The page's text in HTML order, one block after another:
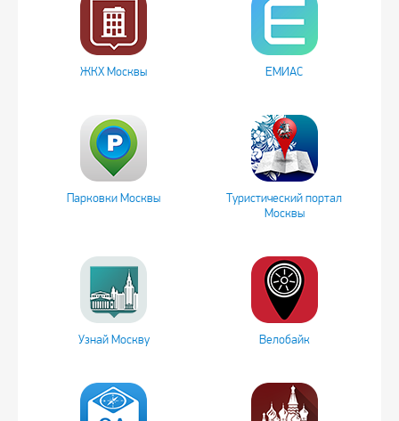
ЖКХ Москвы ЕМИАС
Парковки Москвы
Туристический портал
Москвы
Узнай Москву Велобайк